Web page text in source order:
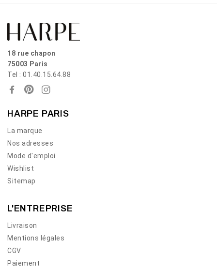
18 rue chapon
75003 Paris
Tel : 01.40.15.64.88
HARPE PARIS
La marque
Nos adresses
Mode d'emploi
Wishlist
Sitemap
L'ENTREPRISE
Livraison
Mentions légales
CGV
Paiement